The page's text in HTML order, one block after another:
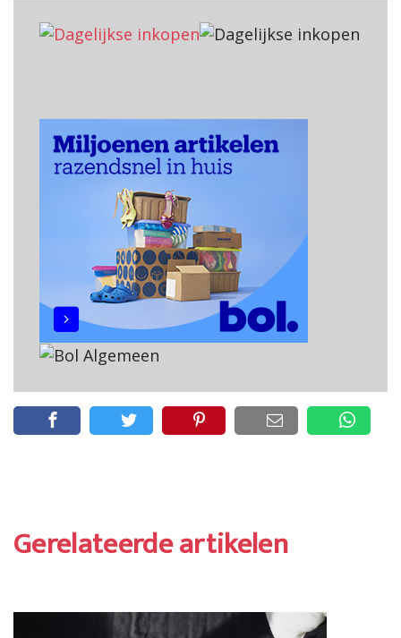
Gerelateerde artikelen